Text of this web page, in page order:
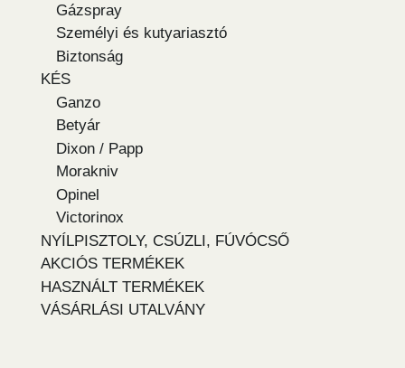
Gázspray
Személyi és kutyariasztó
Biztonság
KÉS
Ganzo
Betyár
Dixon / Papp
Morakniv
Opinel
Victorinox
NYÍLPISZTOLY, CSÚZLI, FÚVÓCSŐ
AKCIÓS TERMÉKEK
HASZNÁLT TERMÉKEK
VÁSÁRLÁSI UTALVÁNY